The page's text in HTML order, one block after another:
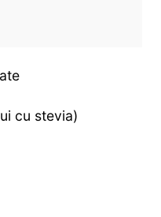
cu stevia)